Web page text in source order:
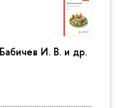
И. В. и др.